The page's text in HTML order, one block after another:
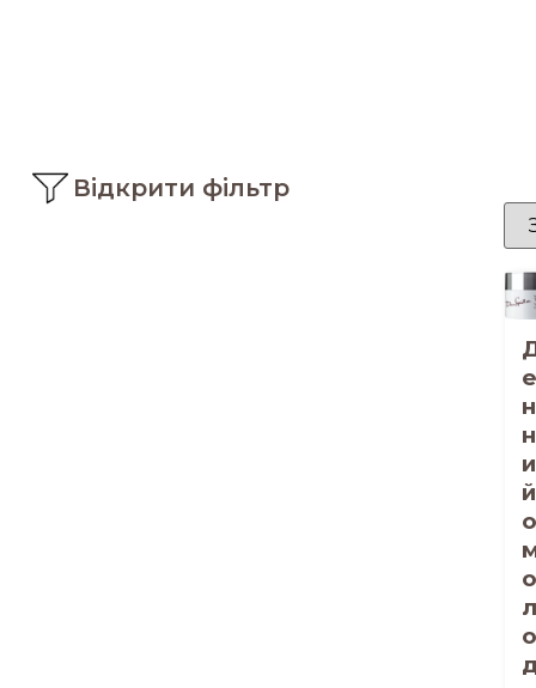
Відкрити фільтр
е
н
н
и
й
о
о
л
о